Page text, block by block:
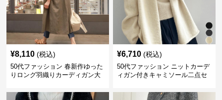
¥8,110 (税込)
50代ファッション 春新作ゆった
りロング羽織りカーディガン大
¥6,710 (税込)
50代ファッション ニットカーデ
ィガン付きキャミソール二点セ